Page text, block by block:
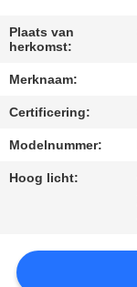
VR
SITEMAP
PRIVACY
POLICY
Plaats van
herkomst:
Merknaam:
Certificering:
Modelnummer:
Hoog licht: